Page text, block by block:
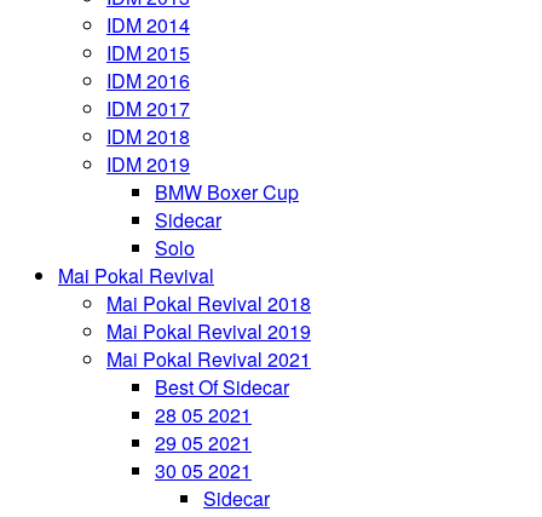
IDM 2014
IDM 2015
IDM 2016
IDM 2017
IDM 2018
IDM 2019
BMW Boxer Cup
Sidecar
Solo
Mai Pokal Revival
Mai Pokal Revival 2018
Mai Pokal Revival 2019
Mai Pokal Revival 2021
Best Of Sidecar
28 05 2021
29 05 2021
30 05 2021
Sidecar